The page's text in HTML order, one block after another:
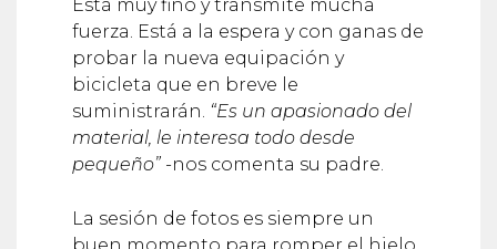
Está muy fino y transmite mucha
fuerza. Está a la espera y con ganas de
probar la nueva equipación y
bicicleta que en breve le
suministrarán. “Es un apasionado del
material, le interesa todo desde
pequeño” -nos comenta su padre.
La sesión de fotos es siempre un